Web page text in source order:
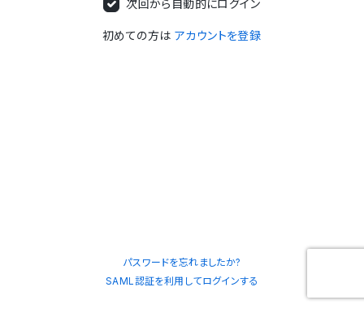
次回から自動的にログイン
初めての方は アカウントを登録
パスワードを忘れましたか?
SAML認証を利用してログインする